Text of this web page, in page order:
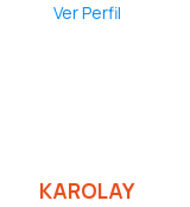
Ver Perfil
KAROLAY